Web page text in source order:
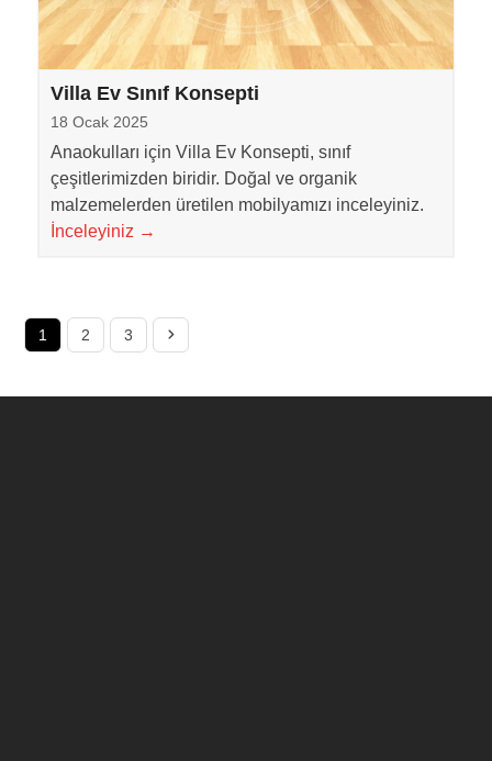
Villa Ev Sınıf Konsepti
18 Ocak 2025
Anaokulları için Villa Ev Konsepti, sınıf
çeşitlerimizden biridir. Doğal ve organik
malzemelerden üretilen mobilyamızı inceleyiniz.
İnceleyiniz →
Page
1 Page
2 Page
3 Next